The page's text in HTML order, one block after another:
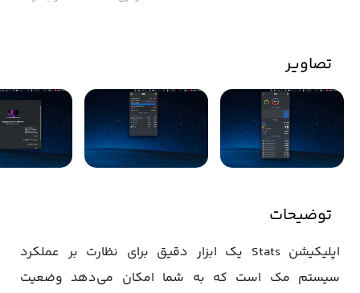
تصاویر
توضیحات
اپلیکیشن Stats یک ابزار دقیق برای نظارت بر عملکرد
سیستم مک است که به شما امکان می‌دهد وضعیت